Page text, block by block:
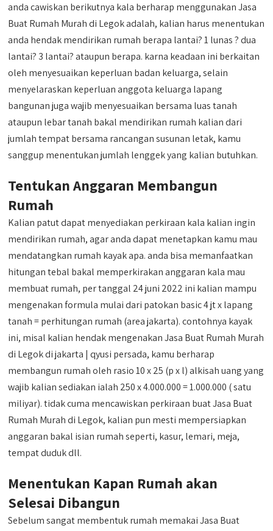
anda cawiskan berikutnya kala berharap menggunakan Jasa
Buat Rumah Murah di Legok adalah, kalian harus menentukan
anda hendak mendirikan rumah berapa lantai? 1 lunas ? dua
lantai? 3 lantai? ataupun berapa. karna keadaan ini berkaitan
oleh menyesuaikan keperluan badan keluarga, selain
menyelaraskan keperluan anggota keluarga lapang
bangunan juga wajib menyesuaikan bersama luas tanah
ataupun lebar tanah bakal mendirikan rumah kalian dari
jumlah tempat bersama rancangan susunan letak, kamu
sanggup menentukan jumlah lenggek yang kalian butuhkan.
Tentukan Anggaran Membangun
Rumah
Kalian patut dapat menyediakan perkiraan kala kalian ingin
mendirikan rumah, agar anda dapat menetapkan kamu mau
mendatangkan rumah kayak apa. anda bisa memanfaatkan
hitungan tebal bakal memperkirakan anggaran kala mau
membuat rumah, per tanggal 24 juni 2022 ini kalian mampu
mengenakan formula mulai dari patokan basic 4 jt x lapang
tanah = perhitungan rumah (area jakarta). contohnya kayak
ini, misal kalian hendak mengenakan Jasa Buat Rumah Murah
di Legok di jakarta | qyusi persada, kamu berharap
membangun rumah oleh rasio 10 x 25 (p x l) alkisah uang yang
wajib kalian sediakan ialah 250 x 4.000.000 = 1.000.000 ( satu
miliyar). tidak cuma mencawiskan perkiraan buat Jasa Buat
Rumah Murah di Legok, kalian pun mesti mempersiapkan
anggaran bakal isian rumah seperti, kasur, lemari, meja,
tempat duduk dll.
Menentukan Kapan Rumah akan
Selesai Dibangun
Sebelum sangat membentuk rumah memakai Jasa Buat